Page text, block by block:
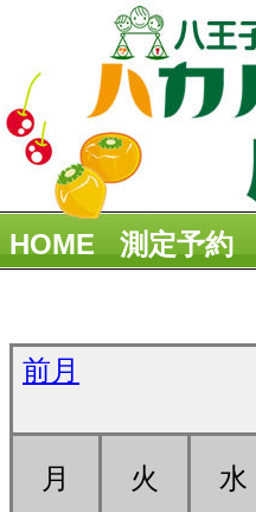
HOME 測定予約
前月
月 火 水